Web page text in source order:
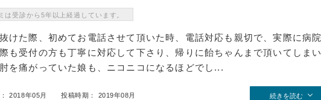
は受診から5年以上経過しています。
けた際、初めてお電話させて頂いた時、電話対応も親切で、実際に病院
も受付の方も丁寧に対応して下さり、帰りに飴ちゃんまで頂いてしまい
を痛がっていた娘も、ニコニコになるほどでし...
2018年05月 投稿時期： 2019年08月 続きを読む